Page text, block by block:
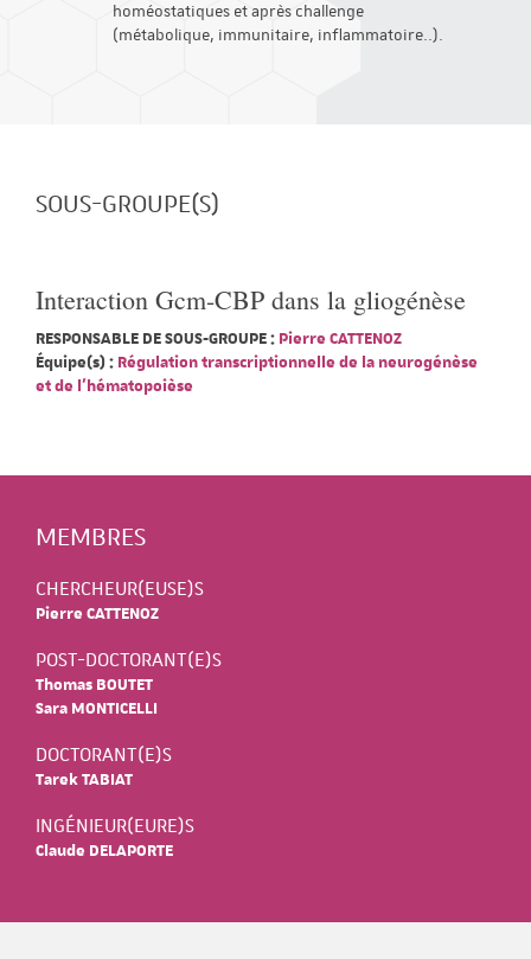
homéostatiques et après challenge
(métabolique, immunitaire, inflammatoire..).
SOUS-GROUPE(S)
Interaction Gcm-CBP dans la gliogénèse
RESPONSABLE DE SOUS-GROUPE : Pierre CATTENOZ
Équipe(s) : Régulation transcriptionnelle de la neurogénèse
et de l'hématopoièse
MEMBRES
CHERCHEUR(EUSE)S
Pierre CATTENOZ
POST-DOCTORANT(E)S
Thomas BOUTET
Sara MONTICELLI
DOCTORANT(E)S
Tarek TABIAT
INGÉNIEUR(EURE)S
Claude DELAPORTE